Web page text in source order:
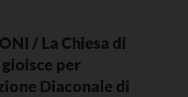
/ La Chiesa di
per
Diaconale di